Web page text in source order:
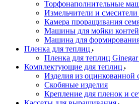
Торфонаполнительные
Измельчители и смесители
Камера проращивания
Машины для мойки
Машина для
Пленка для теплиц
Пленка для теплиц
Комплектующие для теплиц
Изделия из оцинкованной
Скобяные изделия
Крепление для пленок и